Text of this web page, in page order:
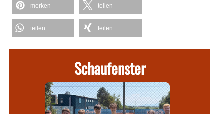
merken teilen
teilen teilen
Schaufenster